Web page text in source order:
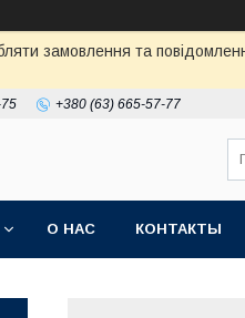
замовлення та
+380 (63) 665-57-77
О НАС КОНТАКТЫ